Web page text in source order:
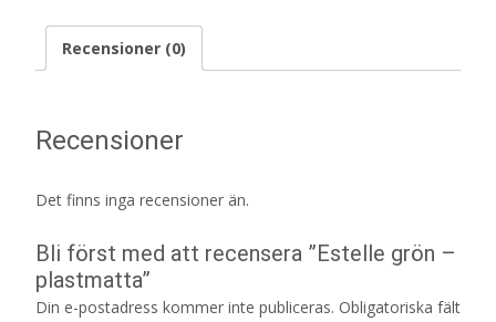
Recensioner (0)
Recensioner
Det finns inga recensioner än.
Bli först med att recensera ”Estelle grön –
plastmatta”
Din e-postadress kommer inte publiceras. Obligatoriska fält